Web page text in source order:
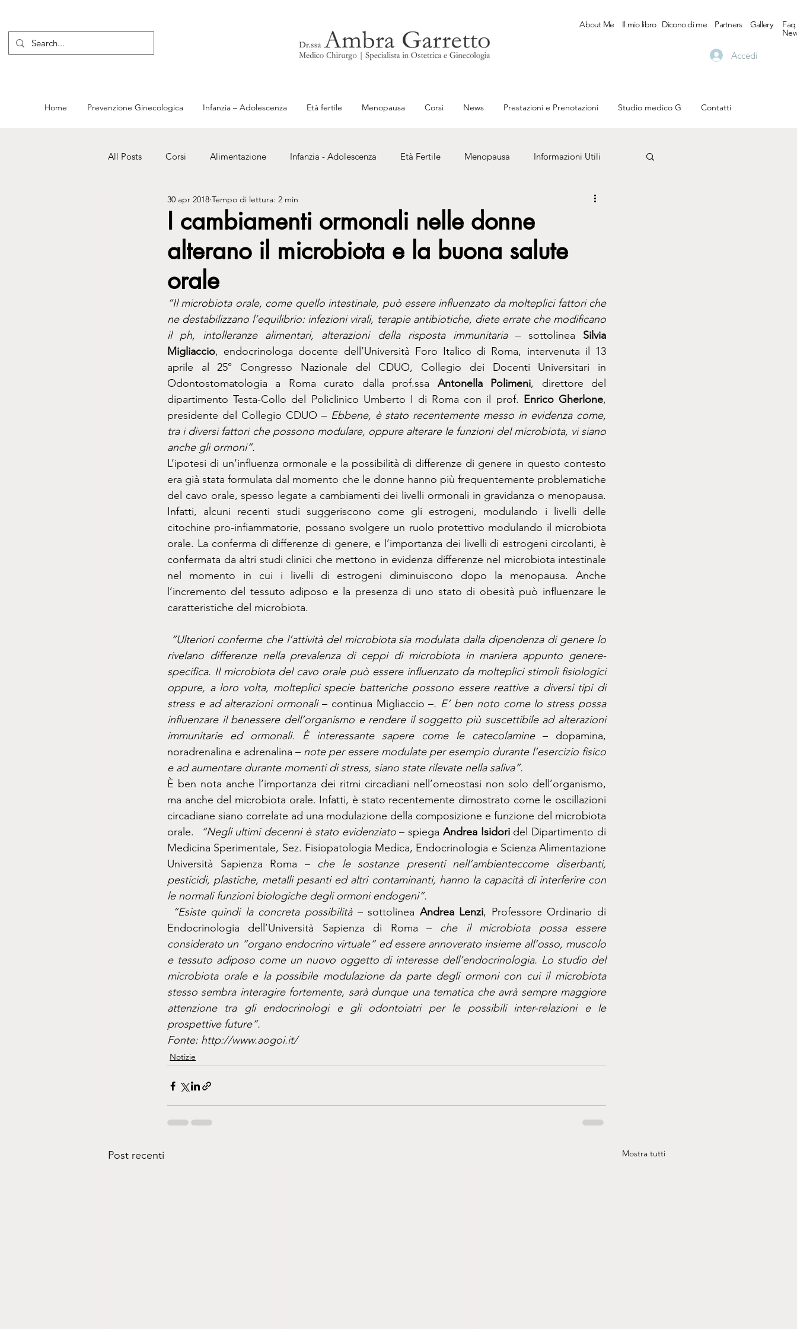
About Me Il mio libro Dicono di me Partners Gallery Faq
Accedi
Home Prevenzione Ginecologica Infanzia – Adolescenza Età fertile Menopausa Corsi News Prestazioni e Prenotazioni Studio medico G Contatti
All Posts Corsi Alimentazione Infanzia - Adolescenza Età Fertile Menopausa Informazioni Utili
Ostetricia e Ginecologia Visite ed Esami
I cambiamenti ormonali nelle donne
alterano il microbiota e la buona salute
orale
30 apr 2018 Tempo di lettura: 2 min
“Il microbiota orale, come quello intestinale, può essere influenzato da molteplici fattori che
ne destabilizzano l’equilibrio: infezioni virali, terapie antibiotiche, diete errate che modificano
il ph, intolleranze alimentari, alterazioni della risposta immunitaria – sottolinea Silvia
Migliaccio, endocrinologa docente dell’Università Foro Italico di Roma, intervenuta il 13
aprile al 25° Congresso Nazionale del CDUO, Collegio dei Docenti Universitari in
Odontostomatologia a Roma curato dalla prof.ssa Antonella Polimeni, direttore del
dipartimento Testa-Collo del Policlinico Umberto I di Roma con il prof. Enrico Gherlone,
presidente del Collegio CDUO – Ebbene, è stato recentemente messo in evidenza come,
tra i diversi fattori che possono modulare, oppure alterare le funzioni del microbiota, vi siano
anche gli ormoni”.
L’ipotesi di un’influenza ormonale e la possibilità di differenze di genere in questo contesto
era già stata formulata dal momento che le donne hanno più frequentemente problematiche
del cavo orale, spesso legate a cambiamenti dei livelli ormonali in gravidanza o menopausa.
Infatti, alcuni recenti studi suggeriscono come gli estrogeni, modulando i livelli delle
citochine pro-infiammatorie, possano svolgere un ruolo protettivo modulando il microbiota
orale. La conferma di differenze di genere, e l’importanza dei livelli di estrogeni circolanti, è
confermata da altri studi clinici che mettono in evidenza differenze nel microbiota intestinale
nel momento in cui i livelli di estrogeni diminuiscono dopo la menopausa. Anche
l’incremento del tessuto adiposo e la presenza di uno stato di obesità può influenzare le
caratteristiche del microbiota.
rivelano differenze nella prevalenza di ceppi di microbiota in maniera appunto genere-
specifica. Il microbiota del cavo orale può essere influenzato da molteplici stimoli fisiologici
oppure, a loro volta, molteplici specie batteriche possono essere reattive a diversi tipi di
stress e ad alterazioni ormonali – continua Migliaccio –. E’ ben noto come lo stress possa
influenzare il benessere dell’organismo e rendere il soggetto più suscettibile ad alterazioni
immunitarie ed ormonali. È interessante sapere come le catecolamine – dopamina,
noradrenalina e adrenalina – note per essere modulate per esempio durante l’esercizio fisico
e ad aumentare durante momenti di stress, siano state rilevate nella saliva”.
È ben nota anche l’importanza dei ritmi circadiani nell’omeostasi non solo dell’organismo,
ma anche del microbiota orale. Infatti, è stato recentemente dimostrato come le oscillazioni
circadiane siano correlate ad una modulazione della composizione e funzione del microbiota
orale.
“Negli ultimi decenni è stato evidenziato – spiega Andrea Isidori del Dipartimento di
Medicina Sperimentale, Sez. Fisiopatologia Medica, Endocrinologia e Scienza Alimentazione
Università Sapienza Roma – che le sostanze presenti nell’ambienteccome diserbanti,
pesticidi, plastiche, metalli pesanti ed altri contaminanti, hanno la capacità di interferire con
le normali funzioni biologiche degli ormoni endogeni”.
“Esiste quindi la concreta possibilità – sottolinea Andrea Lenzi, Professore Ordinario di
Endocrinologia dell’Università Sapienza di Roma – che il microbiota possa essere
considerato un “organo endocrino virtuale” ed essere annoverato insieme all’osso, muscolo
e tessuto adiposo come un nuovo oggetto di interesse dell’endocrinologia. Lo studio del
microbiota orale e la possibile modulazione da parte degli ormoni con cui il microbiota
stesso sembra interagire fortemente, sarà dunque una tematica che avrà sempre maggiore
attenzione tra gli endocrinologi e gli odontoiatri per le possibili inter-relazioni e le
prospettive future”.
Fonte: http://www.aogoi.it/
Notizie
Post recenti Mostra tutti